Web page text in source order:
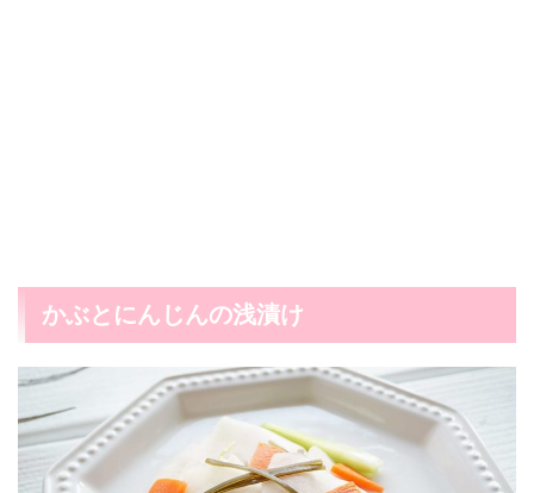
かぶとにんじんの浅漬け